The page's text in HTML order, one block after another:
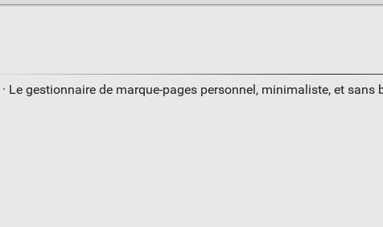
· Le gestionnaire de marque-pages personnel, minimaliste, et